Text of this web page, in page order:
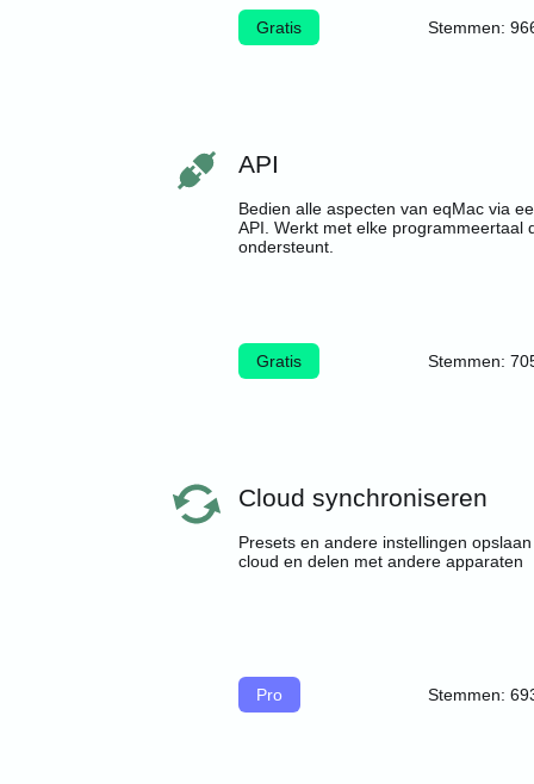
Gratis Stemmen:
API
Bedien alle aspecten van eqMac via
API. Werkt met elke programmeertaal
ondersteunt.
Gratis Stemmen:
Cloud synchroniseren
Presets en andere instellingen
cloud en delen met andere apparaten
Pro Stemmen: